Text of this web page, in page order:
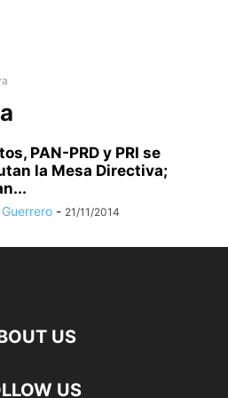
PAN-PRD y PRI se
la Mesa Directiva;
- 21/11/2014
US
US